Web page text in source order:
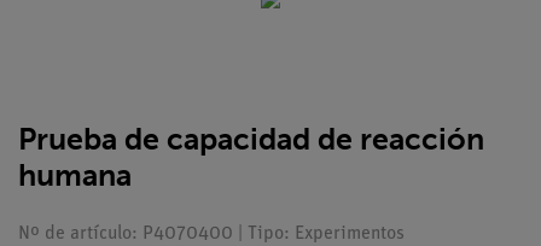
Prueba de capacidad de reacción
humana
Nº de artículo: P4070400 | Tipo: Experimentos